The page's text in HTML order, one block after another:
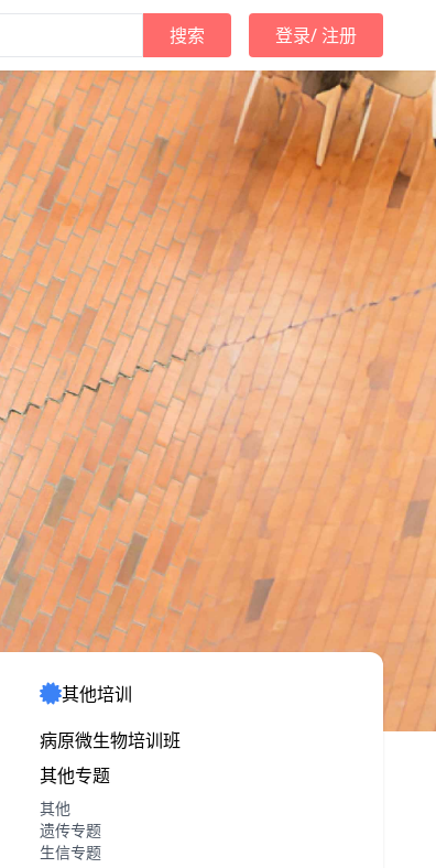
搜索 登录/ 注册
其他培训
病原微生物培训班
其他专题
其他
遗传专题
生信专题